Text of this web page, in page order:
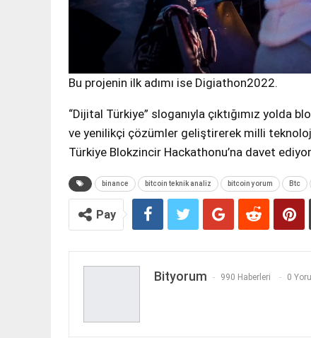
Bu projenin ilk adımı ise Digiathon2022.
“Dijital Türkiye” sloganıyla çıktığımız yolda
ve yenilikçi çözümler geliştirerek milli
Türkiye Blokzincir Hackathonu’na davet
binance bitcoin teknik analiz bitcoin yorum Btc
Pay
Bityorum 990 Haberleri 0